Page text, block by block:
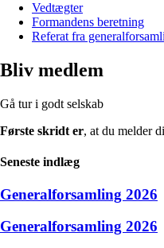
Vedtægter
Formandens beretning
Referat fra
Bliv medlem
Gå tur i godt selskab
Første skridt er, at du melder
Seneste indlæg
Generalforsamling 2026
Generalforsamling 2026